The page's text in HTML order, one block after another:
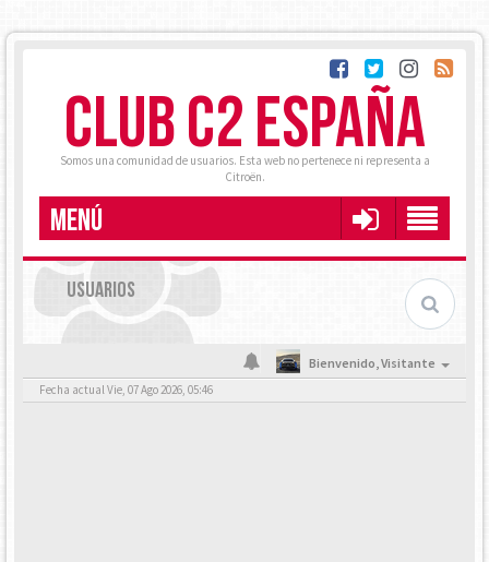
CLUB C2 ESPAÑA
Somos una comunidad de usuarios. Esta web no pertenece ni representa a
Citroën.
MENÚ
USUARIOS
Bienvenido,Visitante
Fecha actual Vie, 07 Ago 2026, 05:46